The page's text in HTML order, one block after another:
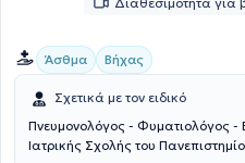
Άσθμα Βήχας
Σχετικά με τον ειδικό
Πνευμονολόγος - Φυματιολόγος -
Ιατρικής Σχολής του